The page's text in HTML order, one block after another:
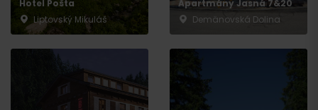
Hotel Pošta
Liptovský Mikuláš
Apartmány Jasná 7&20
Demänovská Dolina